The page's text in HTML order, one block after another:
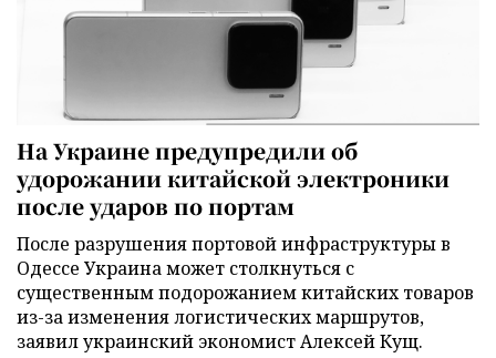
На Украине предупредили об
удорожании китайской электроники
после ударов по портам
После разрушения портовой инфраструктуры в
Одессе Украина может столкнуться с
существенным подорожанием китайских товаров
из-за изменения логистических маршрутов,
заявил украинский экономист Алексей Кущ.